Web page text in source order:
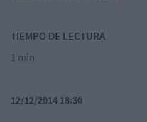
TIEMPO DE LECTURA
1 min
12/12/2014 18:30